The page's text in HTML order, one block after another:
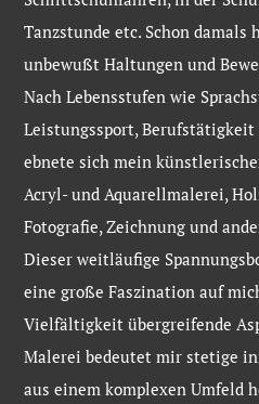
Tanzstunde etc. Schon damals
unbewußt Haltungen und
Nach Lebensstufen wie
Leistungssport,
ebnete sich mein
Acryl- und Aquarellmalerei,
Fotografie, Zeichnung und
Dieser weitläufige
eine große Faszination auf
Vielfältigkeit übergreifende
Malerei bedeutet mir stetige
aus einem komplexen Umfeld